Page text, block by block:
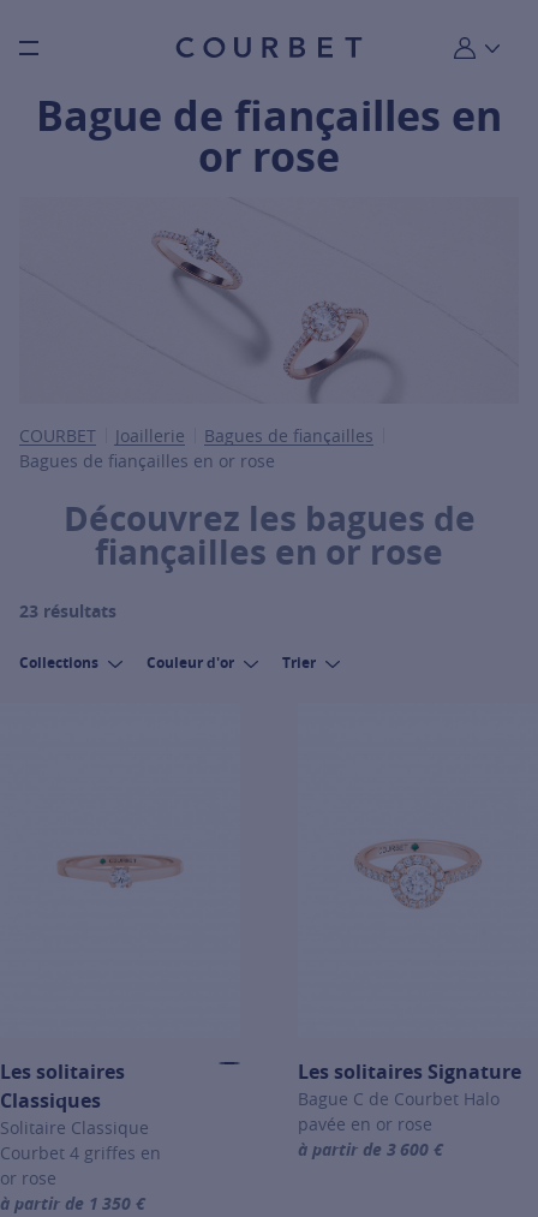
Burger toggle menu Mon
Bague de fiançailles en
or rose
COURBET Joaillerie
Bagues de fiançailles
Bagues de fiançailles en or rose
Découvrez les bagues de
fiançailles en or rose
23 résultats
Collections Couleur d'or Trier
Les solitaires
Classiques
Solitaire Classique
Courbet 4 griffes en
or rose
à partir de 1 350 €
Les solitaires Signature
Bague C de Courbet Halo
pavée en or rose
à partir de 3 600 €